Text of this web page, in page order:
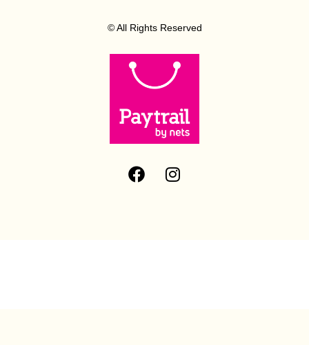
© All Rights Reserved